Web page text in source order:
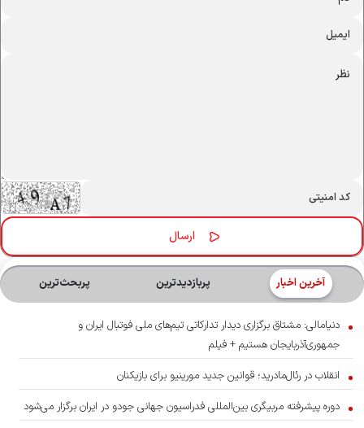
آخرین اخبار پربازدیدترین پربحث‌ترین‌
دنیامالی: مشتاق برگزاری دیدار تدارکاتی تیم‌های ملی فوتبال ایران و
جمهوری‌آذربایجان هستیم + فیلم
انقلاب در رئال‌مادرید؛ قوانین جدید مورینیو برای بازیکنان
دوره پیشرفته مربیگری بین‌المللی فدراسیون جهانی جودو در ایران برگزار می‌شود